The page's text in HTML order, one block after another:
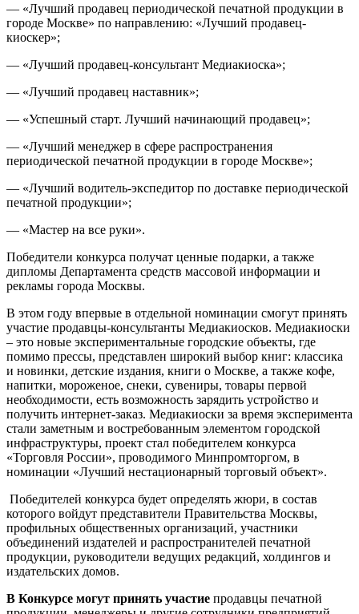
— «Лучший продавец периодической печатной продукции в
городе Москве» по направлению: «Лучший продавец-
киоскер»;
— «Лучший продавец-консультант Медиакиоска»;
— «Лучший продавец наставник»;
— «Успешный старт. Лучший начинающий продавец»;
— «Лучший менеджер в сфере распространения
периодической печатной продукции в городе Москве»;
— «Лучший водитель-экспедитор по доставке периодической
печатной продукции»;
— «Мастер на все руки».
Победители конкурса получат ценные подарки, а также
дипломы Департамента средств массовой информации и
рекламы города Москвы.
В этом году впервые в отдельной номинации смогут принять
участие продавцы-консультанты Медиакиосков. Медиакиоски
– это новые экспериментальные городские объекты, где
помимо прессы, представлен широкий выбор книг: классика
и новинки, детские издания, книги о Москве, а также кофе,
напитки, мороженое, снеки, сувениры, товары первой
необходимости, есть возможность зарядить устройство и
получить интернет-заказ. Медиакиоски за время эксперимента
стали заметным и востребованным элементом городской
инфраструктуры, проект стал победителем конкурса
«Торговля России», проводимого Минпромторгом, в
номинации «Лучший нестационарный торговый объект».
Победителей конкурса будет определять жюри, в состав
которого войдут представители Правительства Москвы,
профильных общественных организаций, участники
объединений издателей и распространителей печатной
продукции, руководители ведущих редакций, холдингов и
издательских домов.
В Конкурсе могут принять участие продавцы печатной